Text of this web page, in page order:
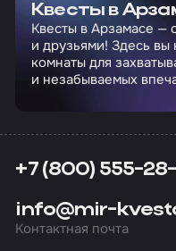
Квесты в
Квесты в Арзамасе —
и друзьями! Здесь вы
комнаты для
и незабываемых
+7 (800) 555-
info@mir-
Контактная почта